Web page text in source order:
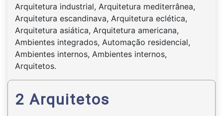
Arquitetura industrial, Arquitetura mediterrânea,
Arquitetura escandinava, Arquitetura eclética,
Arquitetura asiática, Arquitetura americana,
Ambientes integrados, Automação residencial,
Ambientes internos, Ambientes internos,
Arquitetos.
2 Arquitetos